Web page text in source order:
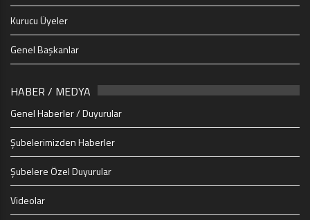
Kurucu Üyeler
Genel Başkanlar
HABER / MEDYA
Genel Haberler / Duyurular
Şubelerimizden Haberler
Şubelere Özel Duyurular
Videolar